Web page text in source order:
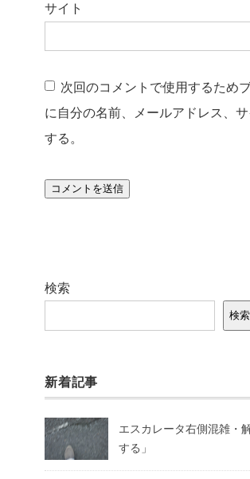
サイト
次回のコメントで使用するため
に自分の名前、メールアドレス、
する。
検索
検索
新着記事
エスカレータ右側混雑・
する」